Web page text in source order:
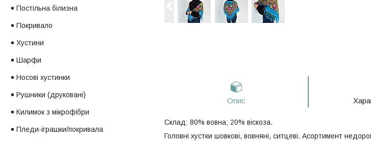
Опис
Склад: 80% вовна; 20% віскоза.
Головні хустки шовкові, вовняні, ситцеві. Асортимент
Постільна білизна
Покривало
Хустини
Шарфи
Носові хустинки
Рушники (друковані)
Килимок з мікрофібри
Пледи-іграшки/покривала